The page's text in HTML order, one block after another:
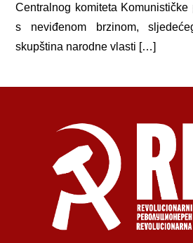
Centralnog komiteta
s neviđenom brzinom,
skupština narodne vlasti […]